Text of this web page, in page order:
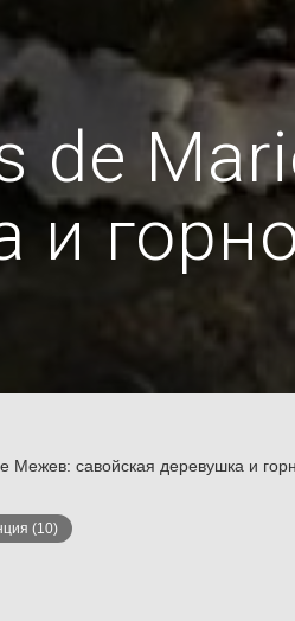
de
и
Межев: савойская деревушка и
(10)